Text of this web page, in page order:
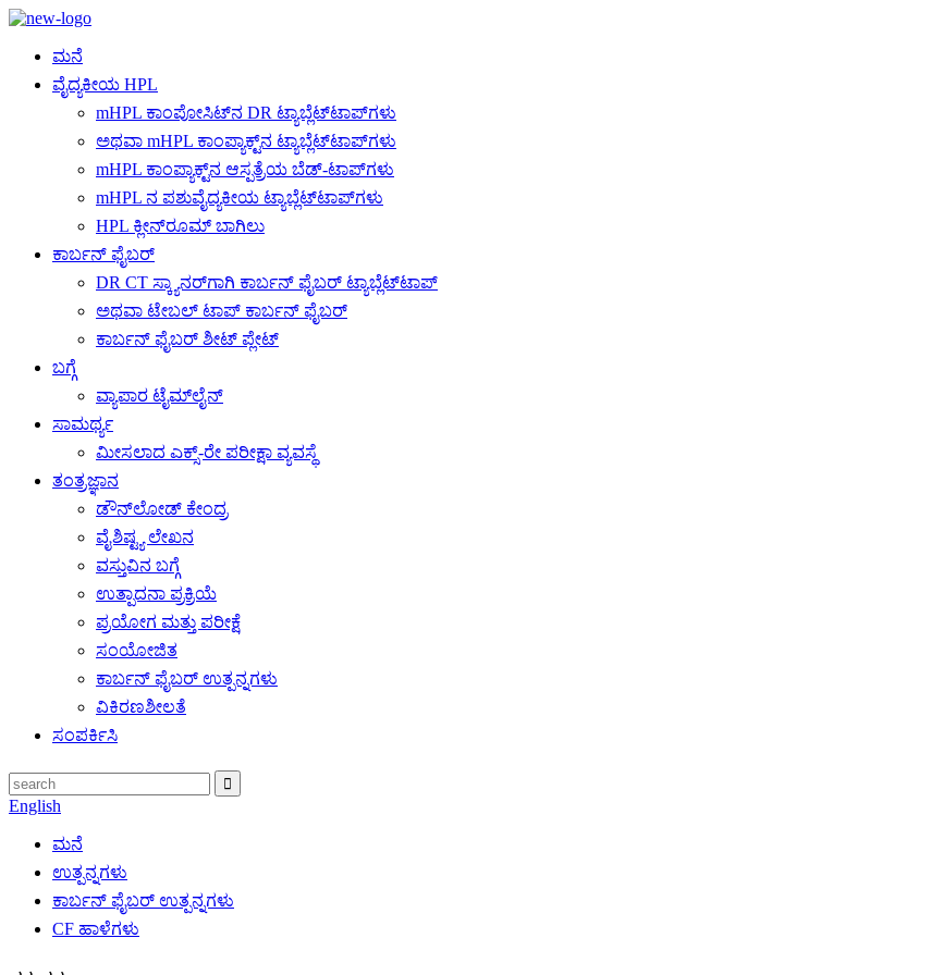
ಮನೆ
ವೈದ್ಯಕೀಯ HPL
mHPL ಕಾಂಪೋಸಿಟ್‌ನ DR ಟ್ಯಾಬ್ಲೆಟ್‌ಟಾಪ್‌ಗಳು
ಅಥವಾ mHPL ಕಾಂಪ್ಯಾಕ್ಟ್‌ನ ಟ್ಯಾಬ್ಲೆಟ್‌ಟಾಪ್‌ಗಳು
mHPL ಕಾಂಪ್ಯಾಕ್ಟ್‌ನ ಆಸ್ಪತ್ರೆಯ ಬೆಡ್-ಟಾಪ್‌ಗಳು
mHPL ನ ಪಶುವೈದ್ಯಕೀಯ ಟ್ಯಾಬ್ಲೆಟ್‌ಟಾಪ್‌ಗಳು
HPL ಕ್ಲೀನ್‌ರೂಮ್ ಬಾಗಿಲು
ಕಾರ್ಬನ್ ಫೈಬರ್
DR CT ಸ್ಕ್ಯಾನರ್‌ಗಾಗಿ ಕಾರ್ಬನ್ ಫೈಬರ್ ಟ್ಯಾಬ್ಲೆಟ್‌ಟಾಪ್
ಅಥವಾ ಟೇಬಲ್ ಟಾಪ್ ಕಾರ್ಬನ್ ಫೈಬರ್
ಕಾರ್ಬನ್ ಫೈಬರ್ ಶೀಟ್ ಪ್ಲೇಟ್
ಬಗ್ಗೆ
ವ್ಯಾಪಾರ ಟೈಮ್‌ಲೈನ್
ಸಾಮರ್ಥ್ಯ
ಮೀಸಲಾದ ಎಕ್ಸ್-ರೇ ಪರೀಕ್ಷಾ ವ್ಯವಸ್ಥೆ
ತಂತ್ರಜ್ಞಾನ
ಡೌನ್‌ಲೋಡ್ ಕೇಂದ್ರ
ವೈಶಿಷ್ಟ್ಯ ಲೇಖನ
ವಸ್ತುವಿನ ಬಗ್ಗೆ
ಉತ್ಪಾದನಾ ಪ್ರಕ್ರಿಯೆ
ಪ್ರಯೋಗ ಮತ್ತು ಪರೀಕ್ಷೆ
ಸಂಯೋಜಿತ
ಕಾರ್ಬನ್ ಫೈಬರ್ ಉತ್ಪನ್ನಗಳು
ವಿಕಿರಣಶೀಲತೆ
ಸಂಪರ್ಕಿಸಿ
English
ಮನೆ
ಉತ್ಪನ್ನಗಳು
ಕಾರ್ಬನ್ ಫೈಬರ್ ಉತ್ಪನ್ನಗಳು
CF ಹಾಳೆಗಳು